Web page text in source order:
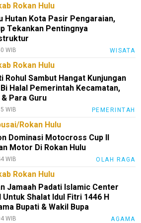
Rokan Hulu
Hutan Kota Pasir Pengaraian,
Tekankan Pentingnya
WIB WISATA
Rokan Hulu
Rohul Sambut Hangat Kunjungan
Halal Pemerintah Kecamatan,
Para Guru
WIB PEMERINTAH
Rokan Hulu
Dominasi Motocross Cup II
Motor Di Rokan Hulu
WIB OLAH RAGA
Rokan Hulu
Jamaah Padati Islamic Center
Untuk Shalat Idul Fitri 1446 H
Bupati & Wakil Bupa
WIB AGAMA